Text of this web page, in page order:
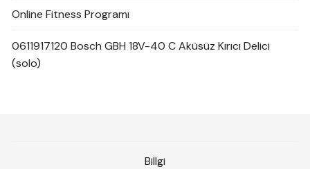
Online Fitness Programı
0611917120 Bosch GBH 18V-40 C Aküsüz Kırıcı Delici
(solo)
Billgi